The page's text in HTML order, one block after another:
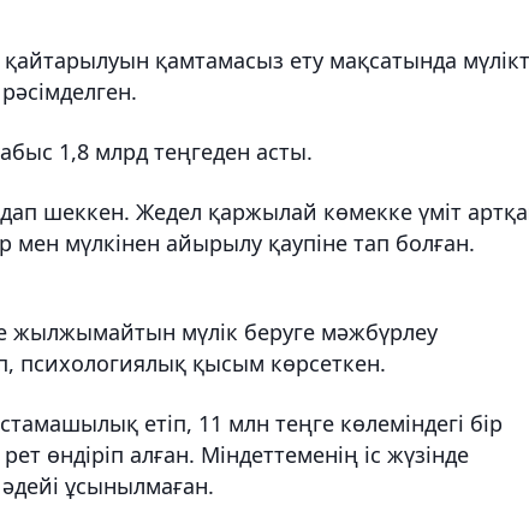
қамтамасыз ету мақсатында
1,8 млрд теңгеден асты.
шеккен. Жедел қаржылай көмекке үміт
мүлкінен айырылу қаупіне тап болған.
жылжымайтын мүлік беруге мәжбүрлеу
психологиялық қысым көрсеткен.
етіп, 11 млн теңге көлеміндегі бір
өндіріп алған. Міндеттеменің іс жүзінде
ұсынылмаған.